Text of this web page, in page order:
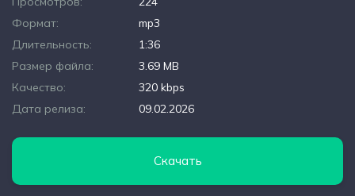
Формат:
mp3
Длительность:
1:36
Размер файла:
3.69 MB
Качество:
320 kbps
Дата релиза:
09.02.2026
Скачать